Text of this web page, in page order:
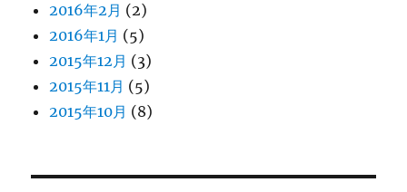
2016年2月 (2)
2016年1月 (5)
2015年12月 (3)
2015年11月 (5)
2015年10月 (8)